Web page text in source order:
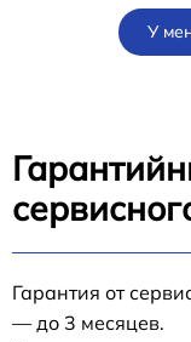
У
Гарантия от
— до 3 месяцев.